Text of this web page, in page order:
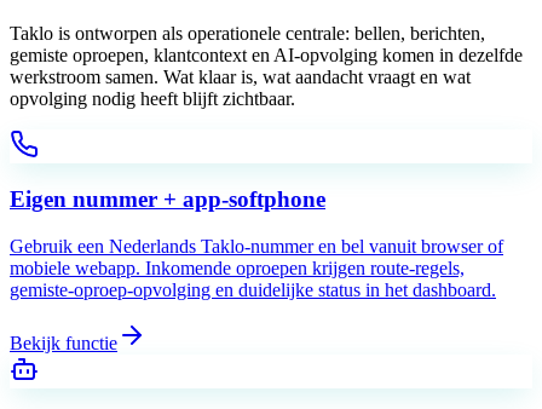
Taklo is ontworpen als operationele centrale: bellen, berichten,
gemiste oproepen, klantcontext en AI-opvolging komen in dezelfde
werkstroom samen. Wat klaar is, wat aandacht vraagt en wat
opvolging nodig heeft blijft zichtbaar.
Eigen nummer + app-softphone
Gebruik een Nederlands Taklo-nummer en bel vanuit browser of
mobiele webapp. Inkomende oproepen krijgen route-regels,
gemiste-oproep-opvolging en duidelijke status in het dashboard.
Bekijk functie